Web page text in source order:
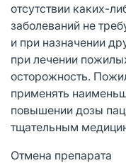
отсутствии каких-
заболеваний не
и при назначении
при лечении
осторожность.
применять
повышении дозы
тщательным
Отмена препарата